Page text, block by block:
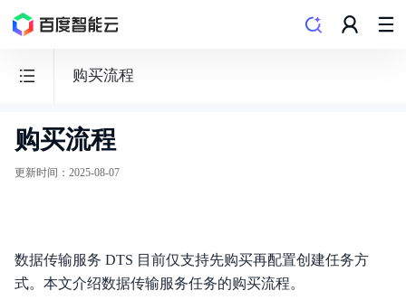
购买流程
数
据
务
DTS
购买流程
更新时间 ： 2025-08-07
数据传输服务 DTS 目前仅支持先购买再配置创建任务方
式。本文介绍数据传输服务任务的购买流程。